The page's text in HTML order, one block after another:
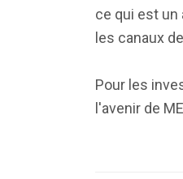
ce qui est un
les canaux
Pour les
l'avenir de